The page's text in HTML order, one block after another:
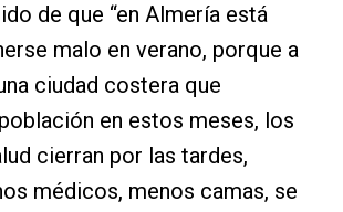
de que “en Almería está
malo en verano, porque a
ciudad costera que
en estos meses, los
cierran por las tardes,
médicos, menos camas, se